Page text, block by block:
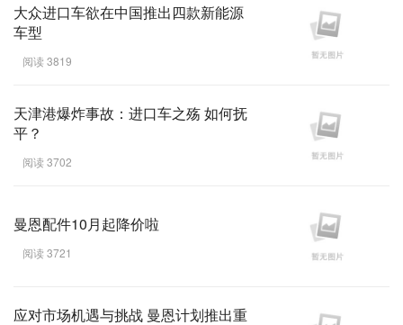
大众进口车欲在中国推出四款新能源
车型
阅读 3819
天津港爆炸事故：进口车之殇 如何抚
平？
阅读 3702
曼恩配件10月起降价啦
阅读 3721
应对市场机遇与挑战 曼恩计划推出重